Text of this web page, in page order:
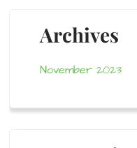
Archives
November 2023